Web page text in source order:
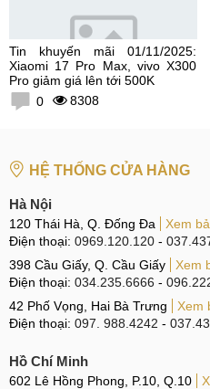
Tin khuyến mãi 01/11/2025:
Xiaomi 17 Pro Max, vivo X300
Pro giảm giá lên tới 500K
0
8308
HỆ THỐNG CỬA HÀNG
Hà Nội
120 Thái Hà, Q. Đống Đa
Xem
Điện thoại: 0969.120.120 -
398 Cầu Giấy, Q. Cầu Giấy
Xem
Điện thoại: 034.235.6666 -
42 Phố Vọng, Hai Bà Trưng
Xem
Điện thoại: 097. 988.4242 -
Hồ Chí Minh
602 Lê Hồng Phong, P.10, Q.10